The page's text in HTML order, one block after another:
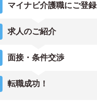
マイナビ介護職にご登録
求人のご紹介
面接・条件交渉
転職成功！